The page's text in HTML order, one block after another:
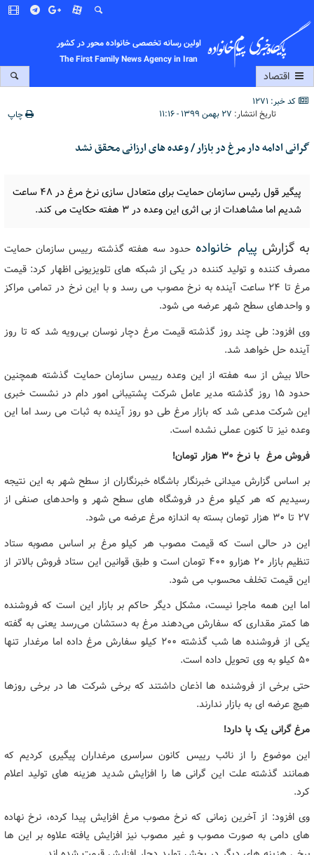
اولین رسانه تخصصی خانواده محور در کشور
The First Family News Agency in Iran
اقتصاد
کد خبر: 1271
تاریخ انتشار: ۲۷ بهمن ۱۳۹۹ - ۱۱:۱۶ چاپ
گرانی ادامه دار مرغ در بازار / وعده های ارزانی محقق نشد
پیگیر قول رئیس سازمان حمایت برای متعادل سازی نرخ مرغ در ۴۸ ساعت
شدیم اما مشاهدات از بی اثری این وعده در ۳ هفته حکایت می کند.
به گزارش پیام خانواده حدود سه هفته گذشته رییس سازمان حمایت
مصرف کننده و تولید کننده در یکی از شبکه های تلویزیونی اظهار کرد: قیمت
مرغ تا ۲۴ ساعت آینده به نرخ مصوب می رسد و با این نرخ در تمامی مراکز
و واحدهای سطح شهر عرضه می شود.
وی افزود: طی چند روز گذشته قیمت مرغ دچار نوسان بی‌رویه شد که تا روز
آینده حل خواهد شد.
حالا بیش از سه هفته از این وعده رییس سازمان حمایت گذشته همچنین
حدود ۱۵ روز گذشته مدیر عامل شرکت پشتیبانی امور دام در نشست خبری
این شرکت مدعی شد که بازار مرغ طی دو روز آینده به ثبات می رسد اما این
وعده نیز تا کنون عملی نشده است.
فروش مرغ با نرخ ۳۰ هزار تومان!
بر اساس گزارش میدانی خبرنگار باشگاه خبرنگاران از سطح شهر به این نتیجه
رسیدیم که هر کیلو مرغ در فروشگاه های سطح شهر و واحدهای صنفی از
۲۷ تا ۳۰ هزار تومان بسته به اندازه مرغ عرضه می شود.
این در حالی است که قیمت مصوب هر کیلو مرغ بر اساس مصوبه ستاد
تنظیم بازار ۲۰ هزارو ۴۰۰ تومان است و طبق قوانین این ستاد فروش بالاتر از
این قیمت تخلف محسوب می شود.
اما این همه ماجرا نیست، مشکل دیگر حاکم بر بازار این است که فروشنده
ها کمتر مقداری که سفارش می‌دهند مرغ به دستشان می‌رسد یعنی به گفته
یکی از فروشنده ها شب گذشته ۲۰۰ کیلو سفارش مرغ داده اما مرغدار تنها
۵۰ کیلو به وی تحویل داده است.
حتی برخی از فروشنده ها اذعان داشتند که برخی شرکت ها در برخی روزها
هیچ عرضه ای به بازار ندارند.
مرغ گرانی یک پا دارد!
این موضوع را از نائب رییس کانون سراسری مرغداران پیگیری کردیم که
همانند گذشته علت این گرانی ها را افزایش شدید هزینه های تولید اعلام
کرد.
وی افزود: از آخرین زمانی که نرخ مصوب مرغ افزایش پیدا کرده، نرخ نهاده
های دامی به صورت مصوب و غیر مصوب نیز افزایش یافته علاوه بر این ها